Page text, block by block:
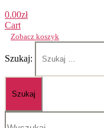
0.00zł
Cart
Zobacz koszyk
Szukaj: